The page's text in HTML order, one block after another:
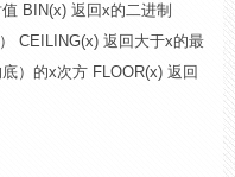
BIN(x) 返回x的二进制
CEILING(x) 返回大于x的最
）的x次方 FLOOR(x) 返回